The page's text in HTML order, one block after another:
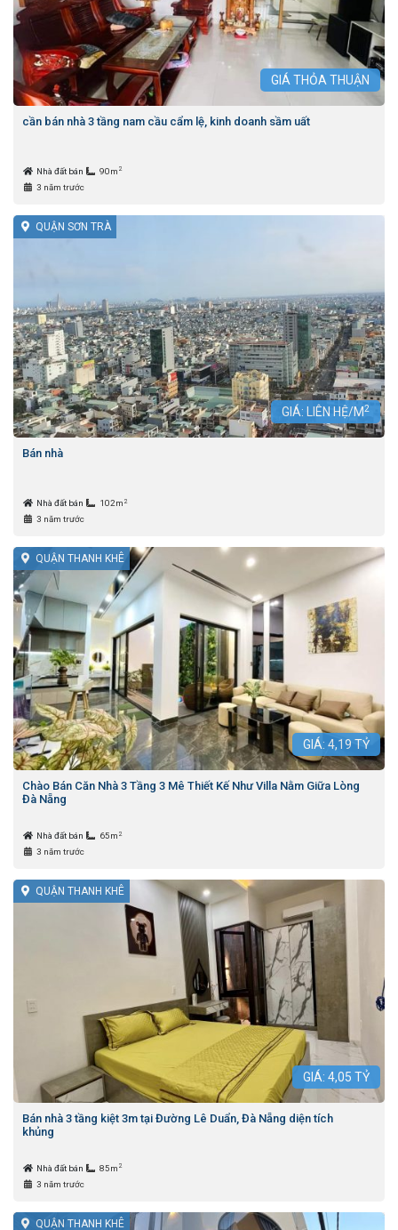
GIÁ THỎA THUẬN
cần bán nhà 3 tầng nam cầu cẩm lệ, kinh doanh sầm uất
Nhà đất bán 90m 2
3 năm trước
QUẬN SƠN TRÀ
GIÁ: LIÊN HỆ/M2
Bán nhà
Nhà đất bán 102m 2
3 năm trước
QUẬN THANH KHÊ
GIÁ: 4,19 TỶ
Chào Bán Căn Nhà 3 Tầng 3 Mê Thiết Kế Như Villa Nằm Giữa Lòng
Đà Nẵng
Nhà đất bán 65m 2
3 năm trước
QUẬN THANH KHÊ
GIÁ: 4,05 TỶ
Bán nhà 3 tầng kiệt 3m tại Đường Lê Duẩn, Đà Nẵng diện tích
khủng
Nhà đất bán 85m 2
3 năm trước
QUẬN THANH KHÊ